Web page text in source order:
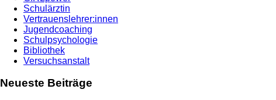
Schulärztin
Vertrauenslehrer:innen
Jugendcoaching
Schulpsychologie
Bibliothek
Versuchsanstalt
Neueste Beiträge